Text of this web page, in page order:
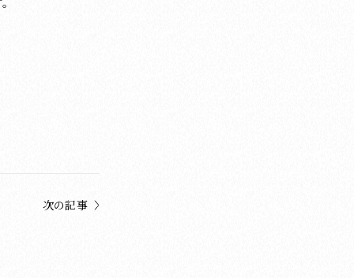
次の記事